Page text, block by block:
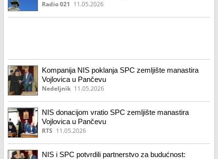
Radio 021 11.05.2026
Kompanija NIS poklanja SPC zemljište manastira
Vojlovica u Pančevu
Nedeljnik 11.05.2026
NIS donacijom vratio SPC zemljište manastira
Vojlovica u Pančevu
RTS 11.05.2026
NIS i SPC potvrdili partnerstvo za budućnost: